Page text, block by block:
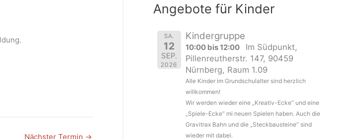
Nächster Termin →
Angebote für Kinder
SA.
12
SEP.
2026
Kindergruppe
10:00 bis 12:00
Im Südpunkt,
Pillenreutherstr. 147, 90459
Nürnberg, Raum 1.09
Alle Kinder im Grundschulalter sind herzlich
willkommen!
Wir werden wieder eine „Kreativ-Ecke“ und eine
„Spiele-Ecke“ mi neuen Spielen haben. Auch die
Gravitrax Bahn und die „Steckbausteine“ sind
wieder mit dabei.